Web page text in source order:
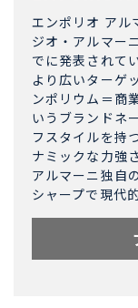
エンポリオ アル
ジオ・アルマー
でに発表されて
より広いターゲ
ンポリウム＝商
いうブランドネ
フスタイルを持
ナミックな力強
アルマーニ独自
シャープで現代